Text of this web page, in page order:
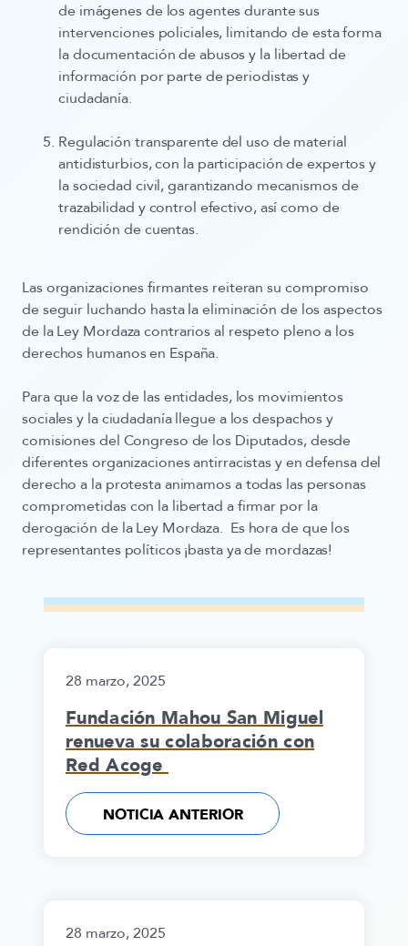
de imágenes de los agentes durante sus
intervenciones policiales, limitando de esta forma
la documentación de abusos y la libertad de
información por parte de periodistas y
ciudadanía.
Regulación transparente del uso de material
antidisturbios, con la participación de expertos y
la sociedad civil, garantizando mecanismos de
trazabilidad y control efectivo, así como de
rendición de cuentas.
Las organizaciones firmantes reiteran su compromiso
de seguir luchando hasta la eliminación de los aspectos
de la Ley Mordaza contrarios al respeto pleno a los
derechos humanos en España.
Para que la voz de las entidades, los movimientos
sociales y la ciudadanía llegue a los despachos y
comisiones del Congreso de los Diputados, desde
diferentes organizaciones antirracistas y en defensa del
derecho a la protesta animamos a todas las personas
comprometidas con la libertad a firmar por la
derogación de la Ley Mordaza. Es hora de que los
representantes políticos ¡basta ya de mordazas!
28 marzo, 2025
Fundación Mahou San Miguel
renueva su colaboración con
Red Acoge
NOTICIA ANTERIOR
28 marzo, 2025